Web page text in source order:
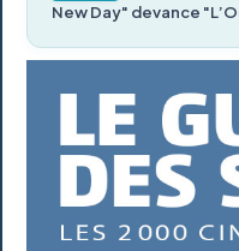
New Day" devance